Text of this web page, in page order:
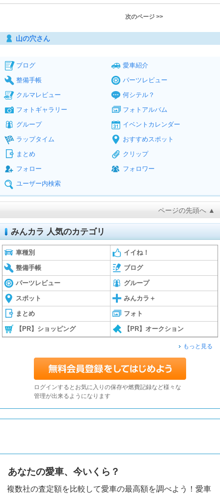
次のページ >>
山の穴さん
ブログ
愛車紹介
整備手帳
パーツレビュー
クルマレビュー
何シテル？
フォトギャラリー
フォトアルバム
グループ
イベントカレンダー
ラップタイム
おすすめスポット
まとめ
クリップ
フォロー
フォロワー
ユーザー内検索
ページの先頭へ ▲
みんカラ 人気のカテゴリ
車種別 イイね！
整備手帳 ブログ
パーツレビュー グループ
スポット みんカラ＋
まとめ フォト
【PR】ショッピング 【PR】オークション
もっと見る
ログインするとお気に入りの保存や燃費記録など様々な
管理が出来るようになります
あなたの愛車、今いくら？
複数社の査定額を比較して愛車の最高額を調べよう！愛車